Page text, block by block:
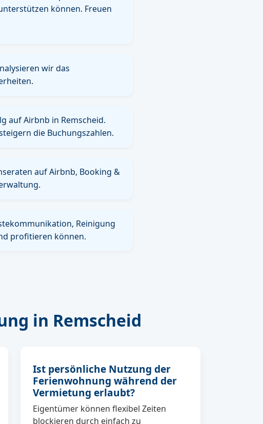
können. Freuen
wir das
auf Airbnb in Remscheid.
die Buchungszahlen.
auf Airbnb, Booking &
Reinigung
profitieren können.
in Remscheid
Ist persönliche Nutzung der
Ferienwohnung während der
Vermietung erlaubt?
Eigentümer können flexibel Zeiten
blockieren durch einfach zu